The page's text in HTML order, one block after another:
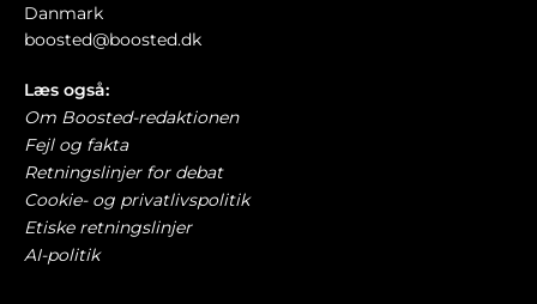
Danmark
boosted@boosted.dk
Læs også:
Om Boosted-redaktionen
Fejl og fakta
Retningslinjer for debat
Cookie- og privatlivspolitik
Etiske retningslinjer
AI-politik